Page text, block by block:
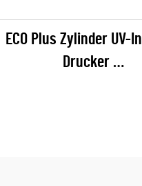
ECO Plus Zylinder UV-
Drucker